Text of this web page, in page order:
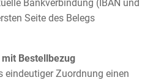
Bankverbindung (IBAN und
Seite des Belegs
mit Bestellbezug
eindeutiger Zuordnung einen